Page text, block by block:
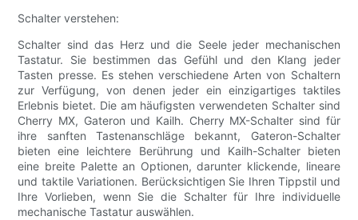
Schalter verstehen:
Schalter sind das Herz und die Seele jeder mechanischen
Tastatur. Sie bestimmen das Gefühl und den Klang jeder
Tasten presse. Es stehen verschiedene Arten von Schaltern
zur Verfügung, von denen jeder ein einzigartiges taktiles
Erlebnis bietet. Die am häufigsten verwendeten Schalter sind
Cherry MX, Gateron und Kailh. Cherry MX-Schalter sind für
ihre sanften Tastenanschläge bekannt, Gateron-Schalter
bieten eine leichtere Berührung und Kailh-Schalter bieten
eine breite Palette an Optionen, darunter klickende, lineare
und taktile Variationen. Berücksichtigen Sie Ihren Tippstil und
Ihre Vorlieben, wenn Sie die Schalter für Ihre individuelle
mechanische Tastatur auswählen.